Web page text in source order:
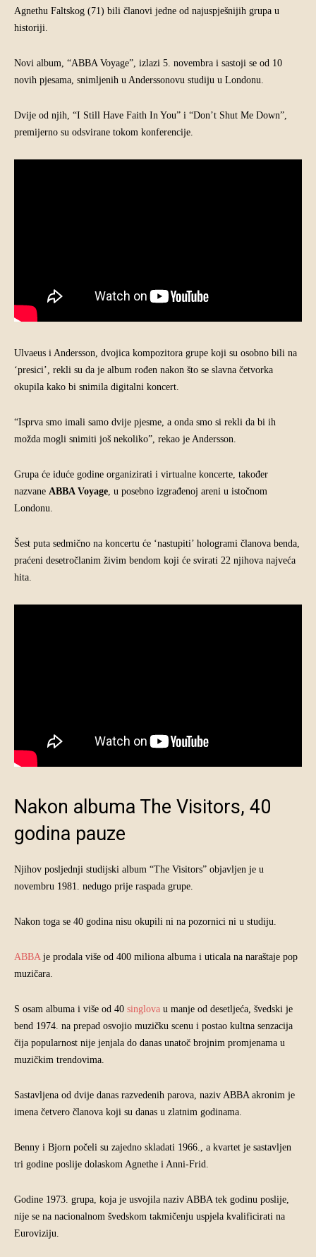
Agnethu Faltskog (71) bili članovi jedne od najuspješnijih grupa u
historiji.
Novi album, “ABBA Voyage”, izlazi 5. novembra i sastoji se od 10
novih pjesama, snimljenih u Anderssonovu studiju u Londonu.
Dvije od njih, “I Still Have Faith In You” i “Don’t Shut Me Down”,
premijerno su odsvirane tokom konferencije.
Ulvaeus i Andersson, dvojica kompozitora grupe koji su osobno bili na
‘presici’, rekli su da je album rođen nakon što se slavna četvorka
okupila kako bi snimila digitalni koncert.
“Isprva smo imali samo dvije pjesme, a onda smo si rekli da bi ih
možda mogli snimiti još nekoliko”, rekao je Andersson.
Grupa će iduće godine organizirati i virtualne koncerte, također
nazvane ABBA Voyage, u posebno izgrađenoj areni u istočnom
Londonu.
Šest puta sedmično na koncertu će ‘nastupiti’ hologrami članova benda,
praćeni desetročlanim živim bendom koji će svirati 22 njihova najveća
hita.
Nakon albuma The Visitors, 40
godina pauze
Njihov posljednji studijski album “The Visitors” objavljen je u
novembru 1981. nedugo prije raspada grupe.
Nakon toga se 40 godina nisu okupili ni na pozornici ni u studiju.
ABBA je prodala više od 400 miliona albuma i uticala na naraštaje pop
muzičara.
S osam albuma i više od 40 singlova u manje od desetljeća, švedski je
bend 1974. na prepad osvojio muzičku scenu i postao kultna senzacija
čija popularnost nije jenjala do danas unatoč brojnim promjenama u
muzičkim trendovima.
Sastavljena od dvije danas razvedenih parova, naziv ABBA akronim je
imena četvero članova koji su danas u zlatnim godinama.
Benny i Bjorn počeli su zajedno skladati 1966., a kvartet je sastavljen
tri godine poslije dolaskom Agnethe i Anni-Frid.
Godine 1973. grupa, koja je usvojila naziv ABBA tek godinu poslije,
nije se na nacionalnom švedskom takmičenju uspjela kvalificirati na
Euroviziju.